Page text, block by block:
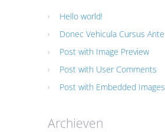
Hello world!
Donec Vehicula Cursus Ante
Post with Image Preview
Post with User Comments
Post with Embedded Images
Archieven